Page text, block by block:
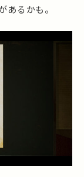
あるかも。